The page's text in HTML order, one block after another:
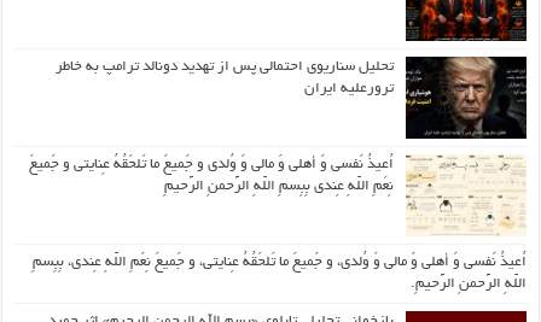
تحلیل سناریوی احتمالی پس از تهدید دونالد ترامپ به خاطر
ترورعلیه ایران
اُعیذُ نَفسی وَ أهلی وَ مالی وَ وُلدی و جَمیعَ ما تَلحَقُهُ عِنایتی و جَمیعَ
نِعَمِ اللّهِ عِندی بِبِسمِ اللّهِ الرَّحمنِ الرَّحیمِ
اُعیذُ نَفسی وَ أهلی وَ مالی وَ وُلدی، و جَمیعَ ما تَلحَقُهُ عِنایتی، و جَمیعَ نِعَمِ اللّهِ عِندی، بِبِسمِ
اللّهِ الرَّحمنِ الرَّحیمِ.